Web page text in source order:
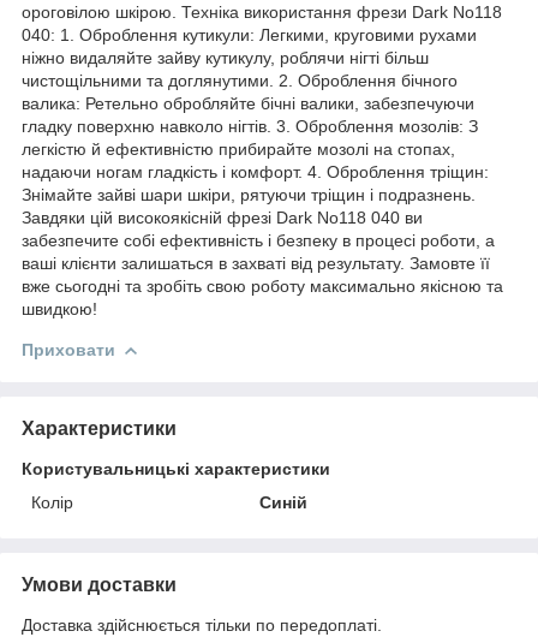
ороговілою шкірою. Техніка використання фрези Dark No118
040: 1. Оброблення кутикули: Легкими, круговими рухами
ніжно видаляйте зайву кутикулу, роблячи нігті більш
чистощільними та доглянутими. 2. Оброблення бічного
валика: Ретельно обробляйте бічні валики, забезпечуючи
гладку поверхню навколо нігтів. 3. Оброблення мозолів: З
легкістю й ефективністю прибирайте мозолі на стопах,
надаючи ногам гладкість і комфорт. 4. Оброблення тріщин:
Знімайте зайві шари шкіри, рятуючи тріщин і подразнень.
Завдяки цій високоякісній фрезі Dark No118 040 ви
забезпечите собі ефективність і безпеку в процесі роботи, а
ваші клієнти залишаться в захваті від результату. Замовте її
вже сьогодні та зробіть свою роботу максимально якісною та
швидкою!
Приховати
Характеристики
Користувальницькі характеристики
Колір
Синій
Умови доставки
Доставка здійснюється тільки по передоплаті.